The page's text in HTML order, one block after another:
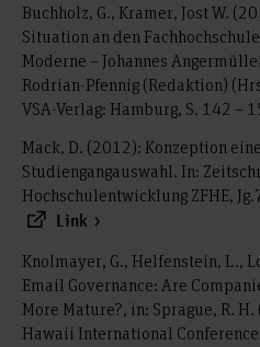
Buchholz, G., Kramer, Jost W.
Situation an den
Moderne – Johannes
Rodrian-Pfennig (Redaktion)
VSA-Verlag: Hamburg, S. 142 –
Mack, D. (2012): Konzeption
Studiengangauswahl. In:
Hochschulentwicklung ZFHE,
Link
Knolmayer, G., Helfenstein, L.,
Email Governance: Are
More Mature?, in: Sprague, R.
Hawaii International Conference